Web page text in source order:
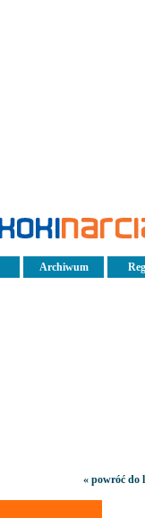
Archiwum
« powróć do